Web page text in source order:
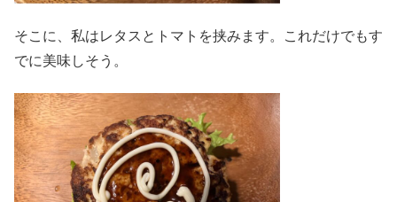
そこに、私はレタスとトマトを挟みます。これだけでもす
でに美味しそう。